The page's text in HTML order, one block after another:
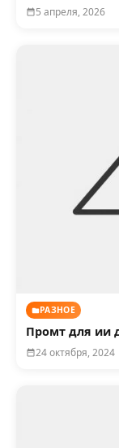
5 апреля, 2026
РАЗНОЕ
Промт для ии
24 октября, 2024